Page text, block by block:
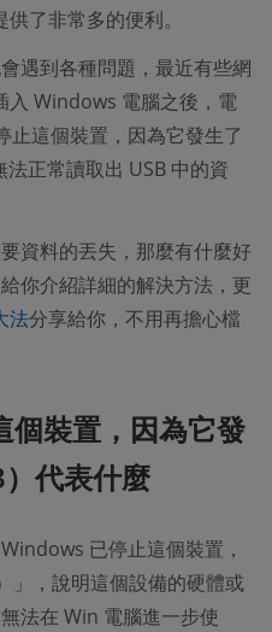
了非常多的便利。
遇到各種問題，最近有些網
入 Windows 電腦之後，電
這個裝置，因為它發生了
正常讀取出 USB 中的資
資料的丟失，那麼有什麼好
你介紹詳細的解決方法，更
法分享給你，不用再擔心檔
裝置，因為它發
代表什麼
已停止這個裝置，
」，說明這個設備的硬體或
法在 Win 電腦進一步使